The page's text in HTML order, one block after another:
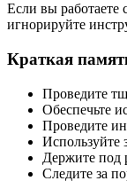
Если вы работаете
игнорируйте
Краткая
Проведите
Обеспечьте
Проведите
Используйте
Держите под
Следите за